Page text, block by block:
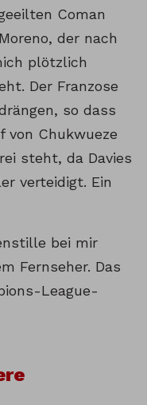
Coman
der nach
plötzlich
Der Franzose
so dass
von Chukwueze
steht, da Davies
verteidigt. Ein
bei mir
Fernseher. Das
League-